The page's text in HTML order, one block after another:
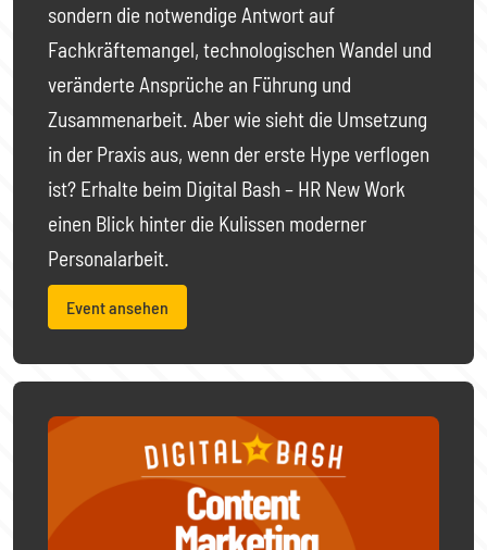
sondern die notwendige Antwort auf
Fachkräftemangel, technologischen Wandel und
veränderte Ansprüche an Führung und
Zusammenarbeit. Aber wie sieht die Umsetzung
in der Praxis aus, wenn der erste Hype verflogen
ist? Erhalte beim Digital Bash – HR New Work
einen Blick hinter die Kulissen moderner
Personalarbeit.
Event ansehen